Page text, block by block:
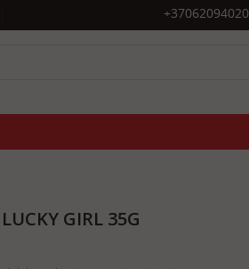
+37062094020
GIRL 35G